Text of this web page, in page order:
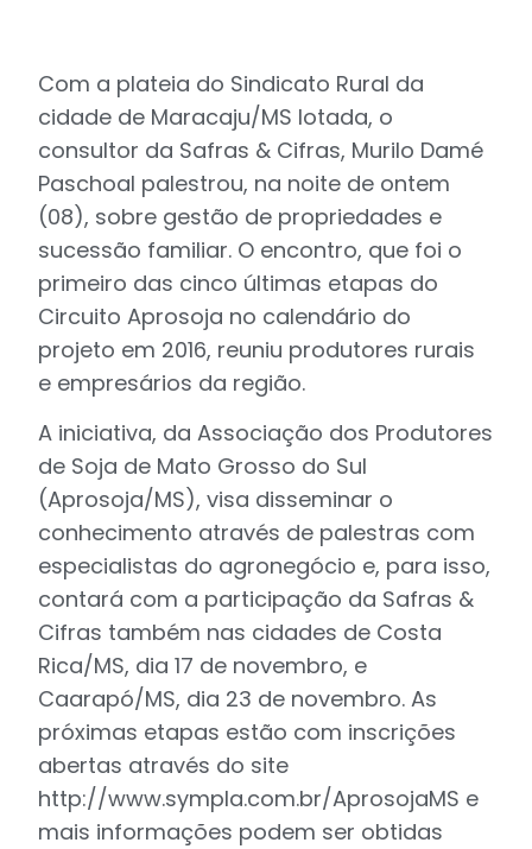
Com a plateia do Sindicato Rural da
cidade de Maracaju/MS lotada, o
consultor da Safras & Cifras, Murilo Damé
Paschoal palestrou, na noite de ontem
(08), sobre gestão de propriedades e
sucessão familiar. O encontro, que foi o
primeiro das cinco últimas etapas do
Circuito Aprosoja no calendário do
projeto em 2016, reuniu produtores rurais
e empresários da região.
A iniciativa, da Associação dos Produtores
de Soja de Mato Grosso do Sul
(Aprosoja/MS), visa disseminar o
conhecimento através de palestras com
especialistas do agronegócio e, para isso,
contará com a participação da Safras &
Cifras também nas cidades de Costa
Rica/MS, dia 17 de novembro, e
Caarapó/MS, dia 23 de novembro. As
próximas etapas estão com inscrições
abertas através do site
http://www.sympla.com.br/AprosojaMS e
mais informações podem ser obtidas